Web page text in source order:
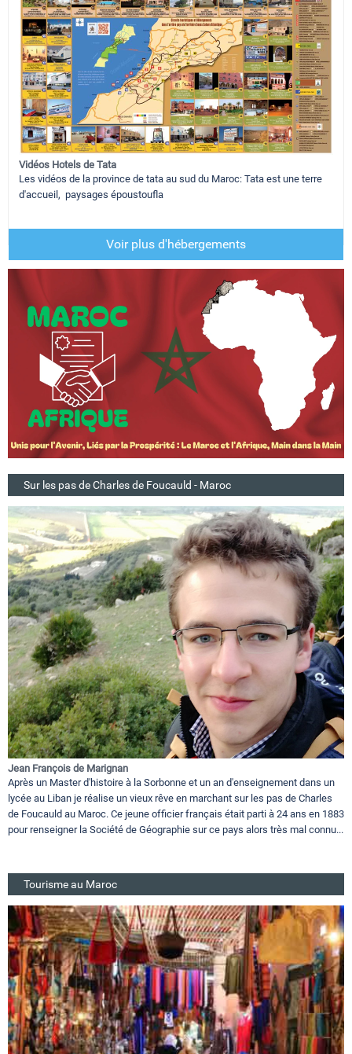
Vidéos Hotels de Tata
Les vidéos de la province de tata au sud du Maroc: Tata est une terre
d'accueil, paysages époustoufla
Voir plus d'hébergements
Sur les pas de Charles de Foucauld - Maroc
Jean François de Marignan
Après un Master d'histoire à la Sorbonne et un an d'enseignement dans un
lycée au Liban je réalise un vieux rêve en marchant sur les pas de Charles
de Foucauld au Maroc. Ce jeune officier français était parti à 24 ans en 1883
pour renseigner la Société de Géographie sur ce pays alors très mal connu...
Tourisme au Maroc